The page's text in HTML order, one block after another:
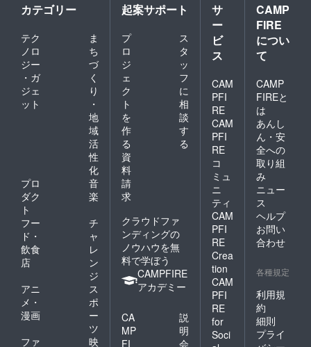
カテゴリー
テク
ノロ
ジー
・ガ
ジェ
ット
ま
ち
づ
く
り
・
地
域
活
性
化
プロ
ダク
ト
音
楽
フー
ド・
飲食
店
チ
ャ
レ
ン
ジ
アニ
メ・
漫画
ス
ポ
ー
ツ
ファ
映
起案サポート
プ
ロ
ジ
ェ
ク
ト
を
作
る
ス
タ
ッ
フ
に
相
談
す
る
資
料
請
求
クラウドファ
ンディングの
ノウハウを無
料で学ぼう
CAMPFIRE
アカデミー
CA
MP
FI
説
明
会
サ
ー
ビ
ス
CAM
PFI
RE
CAM
PFI
RE
コ
ミュ
ニ
ティ
CAM
PFI
RE
Crea
tion
CAM
PFI
RE
for
Soci
CAMP
FIRE
につい
て
CAMP
FIREと
は
あんし
ん・安
全への
取り組
み
ニュー
ス
ヘルプ
お問い
合わせ
各種規定
利用規
約
細則
プライ